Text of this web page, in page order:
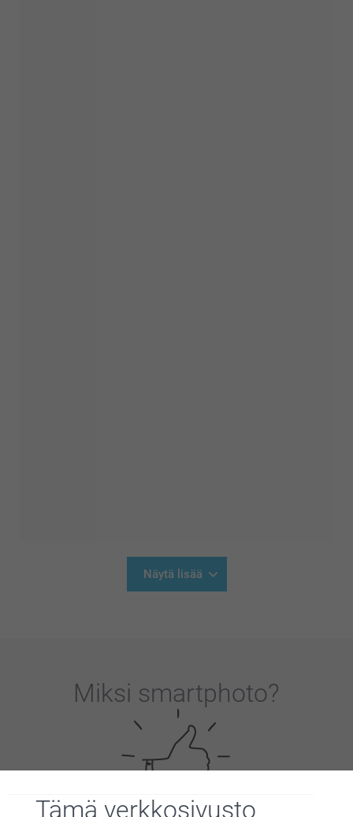
Tämä verkkosivusto
Näytä lisää
Miksi smartphoto?